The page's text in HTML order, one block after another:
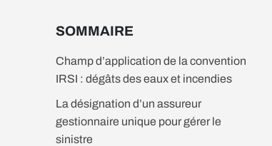
SOMMAIRE
Champ d’application de la convention
IRSI : dégâts des eaux et incendies
La désignation d’un assureur
gestionnaire unique pour gérer le
sinistre